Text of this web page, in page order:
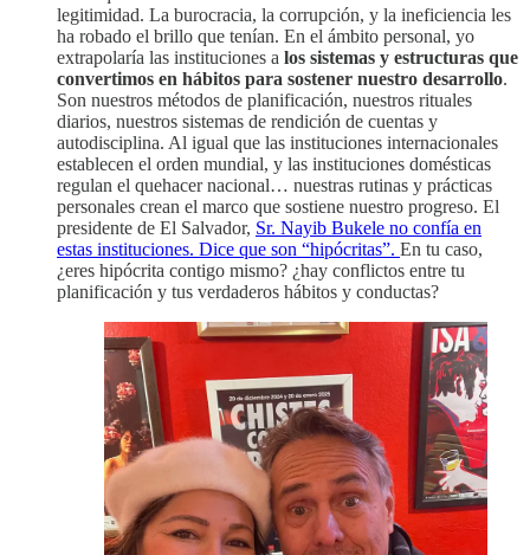
legitimidad. La burocracia, la corrupción, y la ineficiencia les
ha robado el brillo que tenían. En el ámbito personal, yo
extrapolaría las instituciones a los sistemas y estructuras que
convertimos en hábitos para sostener nuestro desarrollo.
Son nuestros métodos de planificación, nuestros rituales
diarios, nuestros sistemas de rendición de cuentas y
autodisciplina. Al igual que las instituciones internacionales
establecen el orden mundial, y las instituciones domésticas
regulan el quehacer nacional… nuestras rutinas y prácticas
personales crean el marco que sostiene nuestro progreso. El
presidente de El Salvador, Sr. Nayib Bukele no confía en
estas instituciones. Dice que son “hipócritas”. En tu caso,
¿eres hipócrita contigo mismo? ¿hay conflictos entre tu
planificación y tus verdaderos hábitos y conductas?